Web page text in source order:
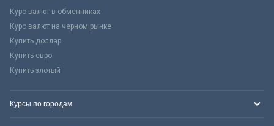
Курс валют в обменниках
Курс валют на черном рынке
Купить доллар
Купить евро
Купить злотый
Курсы по городам